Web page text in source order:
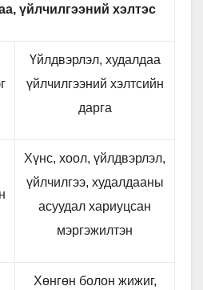
үйлчилгээний хэлтэс
Үйлдвэрлэл, худалдаа
үйлчилгээний хэлтсийн
дарга
Хүнс, хоол, үйлдвэрлэл,
үйлчилгээ, худалдааны
асуудал хариуцсан
мэргэжилтэн
Хөнгөн болон жижиг,